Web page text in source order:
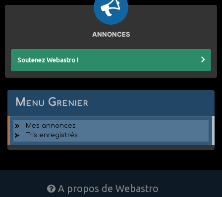
ANNONCES
Soutenez Webastro !
Menu Grenier
Mes annonces
Tris enregistrés
A propos de Webastro